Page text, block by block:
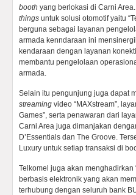
booth yang berlokasi di Carni
things untuk solusi otomotif yaitu
berguna sebagai layanan
armada kenndaraan ini
kendaraan dengan layanan
membantu pengelolaan
armada.
Selain itu pengunjung juga dapat
streaming video “MAXstream”,
Games”, serta penawaran dari
Carni Area juga dimanjakan
D’Essentials dan The Groove.
Luxury untuk setiap transaksi di
Telkomel juga akan
berbasis elektronik yang akan
terhubung dengan seluruh bank